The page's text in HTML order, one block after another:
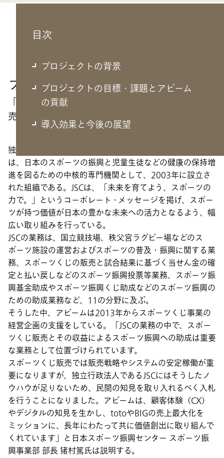
目次
プロジェクトの背景
プロジェクトの目標・課題とアビーム
の貢献
導入効果と今後の展望
プロジェクトの背景
「toto」「BIG」に続く新しいスポーツくじの販
売を新規事業として計画
独立行政法人日本スポーツ振興センター（以下、JSC）
は、日本のスポーツの振興と児童生徒などの健康の保持増
進を図るための中核的専門機関として、2003年に設立さ
れた組織である。JSCは、「未来を育てよう、スポーツの
力で。」というコーポレート・メッセージを掲げ、スポー
ツが持つ価値が日本の豊かな未来への活力となるよう、幅
広い取り組みを行っている。
JSCの業務は、国立競技場、秩父宮ラグビー場などのス
ポーツ施設の運営およびスポーツの普及・振興に関する業
務、スポーツくじの販売と試合結果に基づく当せん金の確
定と払い戻しなどのスポーツ振興投票等業務、スポーツ振
興基金助成やスポーツ振興くじ助成などのスポーツ振興の
ための助成業務など、11の分野に及ぶ。
そうした中、アビームは2013年からスポーツくじ事業の
経営企画の支援をしている。「JSCの業務の中で、スポー
ツくじ販売とその収益によるスポーツ振興への助成は重要
な業務として位置づけられています。
スポーツくじ販売では販売戦略やシステムの安定稼働が重
要になりますが、独立行政法人であるJSCにはそうしたノ
ウハウが足りないため、民間の知見を取り入れるべく入札
を行うことになりました。アビームは、顧客体験（CX）
やデジタルの知見を生かし、totoやBIGの売上最大化を
ミッションに、長年にわたって共に価値創出に取り組んで
くれています」と日本スポーツ振興センター スポーツ振
興事業部 部長 猪村篤氏は説明する。